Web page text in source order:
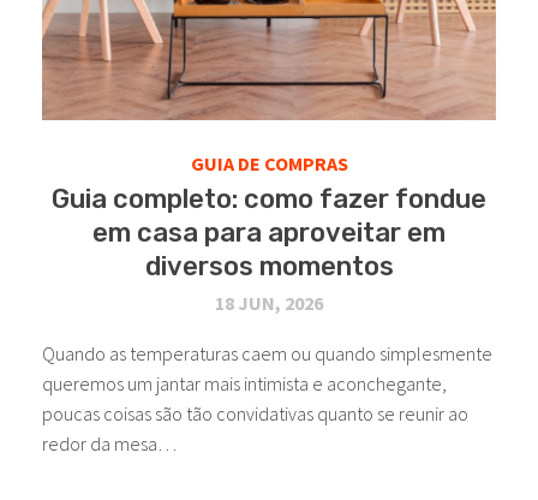
GUIA DE COMPRAS
Guia completo: como fazer fondue
em casa para aproveitar em
diversos momentos
18 JUN, 2026
Quando as temperaturas caem ou quando simplesmente
queremos um jantar mais intimista e aconchegante,
poucas coisas são tão convidativas quanto se reunir ao
redor da mesa…